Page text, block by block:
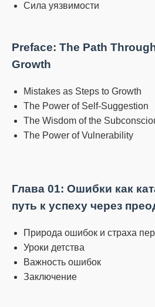
Сила уязвимости
Preface: The Path
Growth
Mistakes as Steps to Growth
The Power of Self-Suggestion
The Wisdom of the
The Power of Vulnerability
Глава 01: Ошибки как
путь к успеху через
Природа ошибок и страха
Уроки детства
Важность ошибок
Заключение